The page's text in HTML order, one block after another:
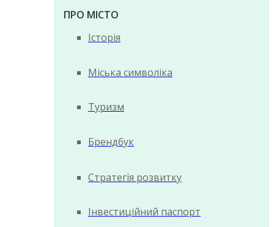
ПРО МІСТО
Історія
Міська символіка
Туризм
Брендбук
Стратегія розвитку
Інвестиційний паспорт